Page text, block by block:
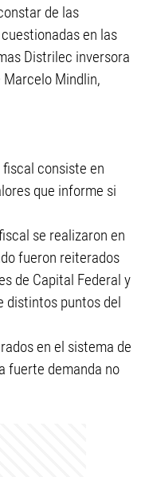
de las
en las
Distrilec inversora
Marcelo Mindlin,
consiste en
que informe si
se realizaron en
fueron reiterados
de Capital Federal y
distintos puntos del
en el sistema de
fuerte demanda no